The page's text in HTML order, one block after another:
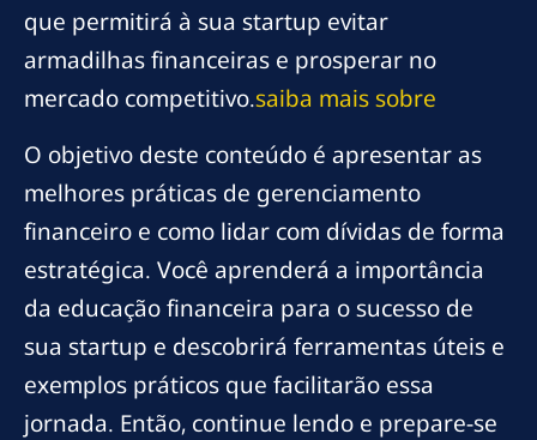
que permitirá à sua startup evitar
armadilhas financeiras e prosperar no
mercado competitivo.saiba mais sobre
O objetivo deste conteúdo é apresentar as
melhores práticas de gerenciamento
financeiro e como lidar com dívidas de forma
estratégica. Você aprenderá a importância
da educação financeira para o sucesso de
sua startup e descobrirá ferramentas úteis e
exemplos práticos que facilitarão essa
jornada. Então, continue lendo e prepare-se